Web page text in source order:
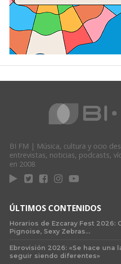
BI FM | Música, cultura y ocio
entrevistas, noticias, podcasts,
en 2008
ÚLTIMOS CONTENIDOS
Horarios de Ezcaray Fest 2026:
Pignoise, Sexy Zebras…
Ebrovisión 2026: «Se hace una
seguir siendo diferentes»